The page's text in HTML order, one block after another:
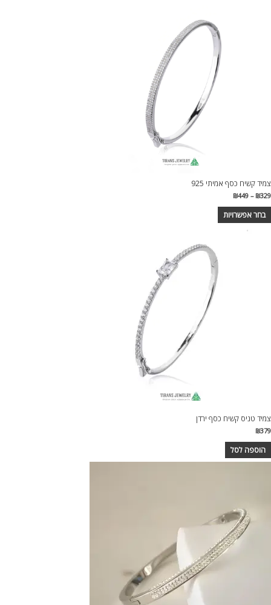
צמיד קשיח כסף אמיתי 925
₪329
–
₪449
בחר אפשרויות
צמיד טניס קשיח כסף ירדן
₪379
הוספה לסל